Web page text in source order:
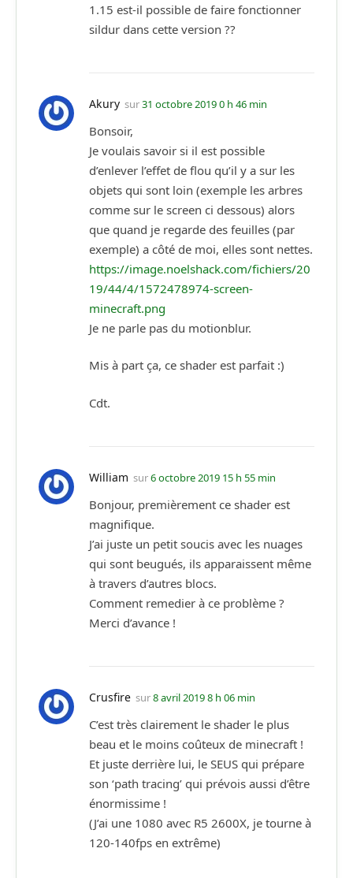
1.15 est-il possible de faire fonctionner
sildur dans cette version ??
Akury sur31 octobre 2019 0 h 46 min
Bonsoir,
Je voulais savoir si il est possible
d’enlever l’effet de flou qu’il y a sur les
objets qui sont loin (exemple les arbres
comme sur le screen ci dessous) alors
que quand je regarde des feuilles (par
exemple) a côté de moi, elles sont nettes.
https://image.noelshack.com/fichiers/20
19/44/4/1572478974-screen-
minecraft.png
Je ne parle pas du motionblur.
Mis à part ça, ce shader est parfait :)
Cdt.
William sur6 octobre 2019 15 h 55 min
Bonjour, premièrement ce shader est
magnifique.
J’ai juste un petit soucis avec les nuages
qui sont beugués, ils apparaissent même
à travers d’autres blocs.
Comment remedier à ce problème ?
Merci d’avance !
Crusfire sur8 avril 2019 8 h 06 min
C’est très clairement le shader le plus
beau et le moins coûteux de minecraft !
Et juste derrière lui, le SEUS qui prépare
son ‘path tracing’ qui prévois aussi d’être
énormissime !
(J’ai une 1080 avec R5 2600X, je tourne à
120-140fps en extrême)